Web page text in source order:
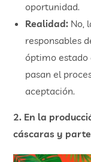
oportunidad.
Realidad: No,
responsables
óptimo estado
pasan el
aceptación.
2. En la
cáscaras y